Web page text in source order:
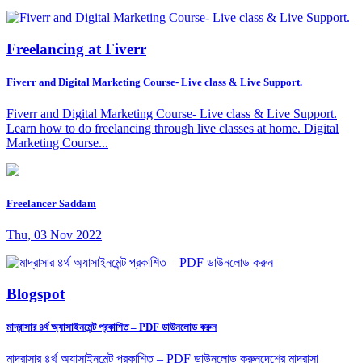
Freelancing at Fiverr
Fiverr and Digital Marketing Course- Live class & Live Support.
Fiverr and Digital Marketing Course- Live class & Live Support.
Learn how to do freelancing through live classes at home. Digital
Marketing Course...
Freelancer Saddam
Thu, 03 Nov 2022
Blogspot
মাদ্রাসার ৪র্থ অ্যাসাইনমেন্ট প্রকাশিত – PDF ডাউনলোড করুন
মাদ্রাসার ৪র্থ অ্যাসাইনমেন্ট প্রকাশিত – PDF ডাউনলোড করুনদেশের মাদ্রাসা